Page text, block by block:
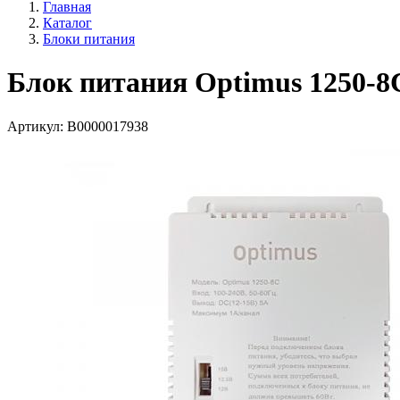
Главная
Каталог
Блоки питания
Блок питания Optimus 1250-
Артикул: В0000017938